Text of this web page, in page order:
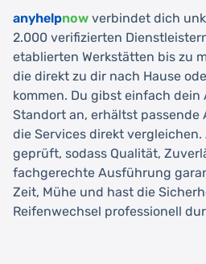
anyhelpnow verbindet dich
2.000 verifizierten
etablierten Werkstätten bis zu
die direkt zu dir nach Hause
kommen. Du gibst einfach
Standort an, erhältst passende
die Services direkt
geprüft, sodass Qualität,
fachgerechte Ausführung
Zeit, Mühe und hast die
Reifenwechsel professionell